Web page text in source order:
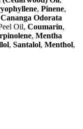
, Pinene,
Cananga Odorata
Oil, Coumarin,
, Mentha
, Santalol, Menthol,